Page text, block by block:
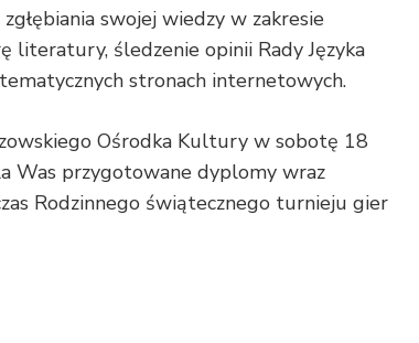
swojej wiedzy w zakresie
literatury, śledzenie opinii Rady Języka
stronach internetowych.
Ośrodka Kultury w sobotę 18
Was przygotowane dyplomy wraz
Rodzinnego świątecznego turnieju gier